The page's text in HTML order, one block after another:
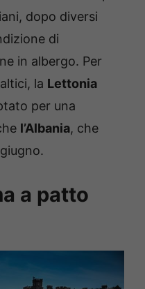
dopo diversi
di
in albergo. Per
la Lettonia
per una
l’Albania, che
a patto